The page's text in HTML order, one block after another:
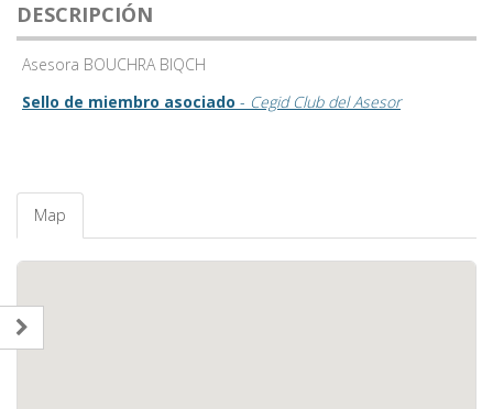
DESCRIPCIÓN
Asesora BOUCHRA BIQCH
Sello de miembro asociado - Cegid Club del Asesor
Map